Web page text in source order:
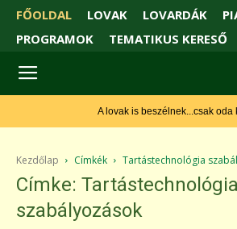
FŐOLDAL LOVAK LOVARDÁK
PROGRAMOK
TEMATIKUS KERESŐ
A lovak is beszélnek...csak oda kell
Kezdőlap Címkék Tartástechnológia
Címke: Tartástechnológia
szabályozások